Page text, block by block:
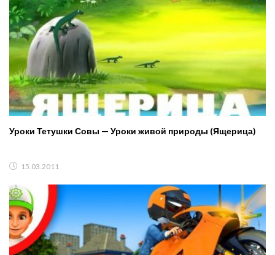
Уроки Тетушки Совы — Уроки живой природы (Ящерица)
15.03.2011